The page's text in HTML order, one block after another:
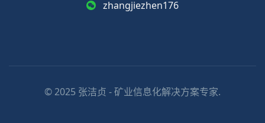
zhangjiezhen176
© 2025 张洁贞 - 矿业信息化解决方案专家.